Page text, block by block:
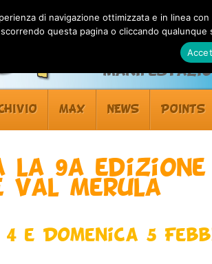
MAX NEWS POINTS
la 9a
Val Merula
e Domenica 5
di navigazione ottimizzata e in linea
questa pagina o cliccando